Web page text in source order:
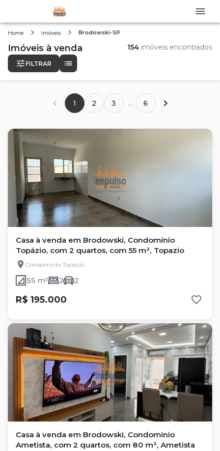
Home Imóveis Brodowski-SP
Imóveis à venda 154 imóveis encontrados
FILTRAR
1 2 3 ... 6
Casa à venda em Brodowski, Condomínio
Topázio, com 2 quartos, com 55 m², Topazio
Condomínio Topázio
55 m² 2 2
R$ 195.000
Casa à venda em Brodowski, Condominio
Ametista, com 2 quartos, com 80 m², Ametista